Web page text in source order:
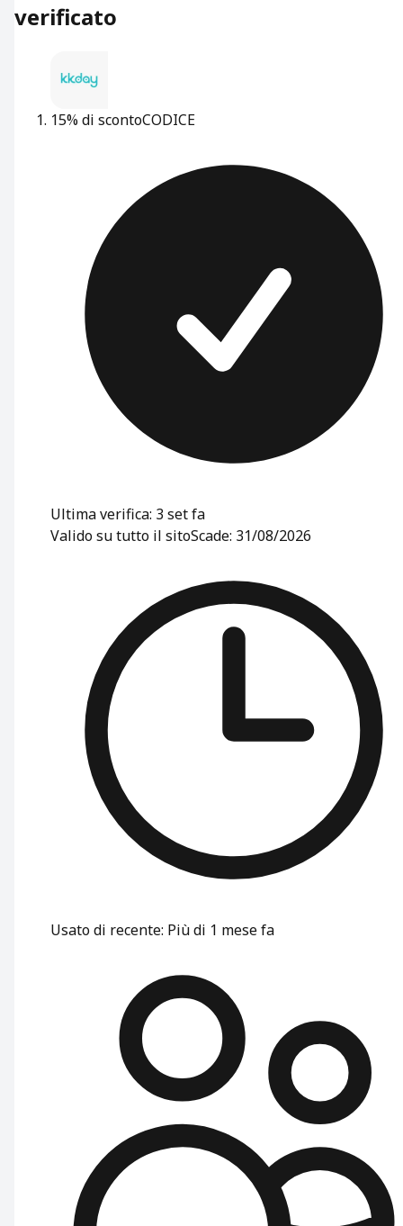
verificato
15% di scontoCODICE
Ultima verifica: 3 set fa
Valido su tutto il sitoScade: 31/08/2026
Usato di recente: Più di 1 mese fa